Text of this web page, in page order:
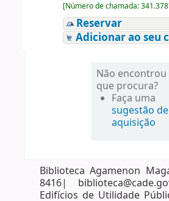
[Número de chamada:
Reservar
Adicionar ao seu
Não encontrou
que procura?
Faça uma
sugestão de
aquisição
Biblioteca Agamenon
8416|
Edifícios de Utilidade